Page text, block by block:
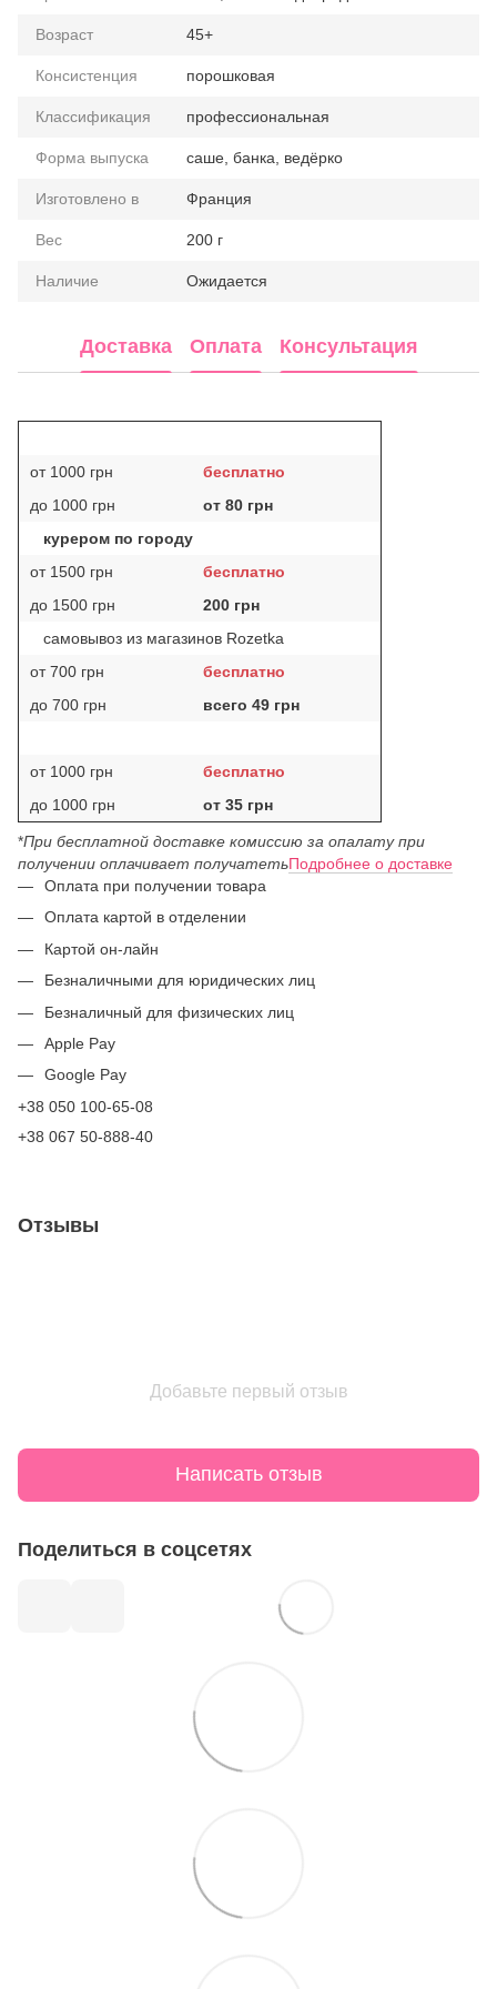
Возраст 45+
Консистенция порошковая
Классификация профессиональная
Форма выпуска саше, банка, ведёрко
Изготовлено в Франция
Вес 200 г
Наличие Ожидается
Доставка Оплата Консультация
от 1000 грн
бесплатно
до 1000 грн
от 80 грн
курером по городу
от 1500 грн
бесплатно
до 1500 грн
200 грн
самовывоз из магазинов Rozetka
от 700 грн
бесплатно
до 700 грн
всего 49 грн
от 1000 грн
бесплатно
до 1000 грн
от 35 грн
*При бесплатной доставке комиссию за опалату при
получении оплачивает получатетьПодробнее о доставке
Оплата при получении товара
Оплата картой в отделении
Картой он-лайн
Безналичными для юридических лиц
Безналичный для физических лиц
Apple Pay
Google Pay
+38 050 100-65-08
+38 067 50-888-40
Отзывы
Добавьте первый отзыв
Написать отзыв
Поделиться в соцсетях